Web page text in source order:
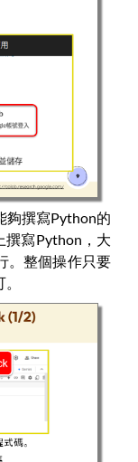
夠撰寫Python的
撰寫Python，大
。整個操作只要